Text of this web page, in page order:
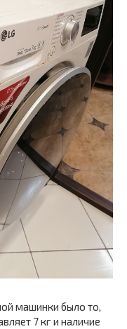
машинки было то,
7 кг и наличие